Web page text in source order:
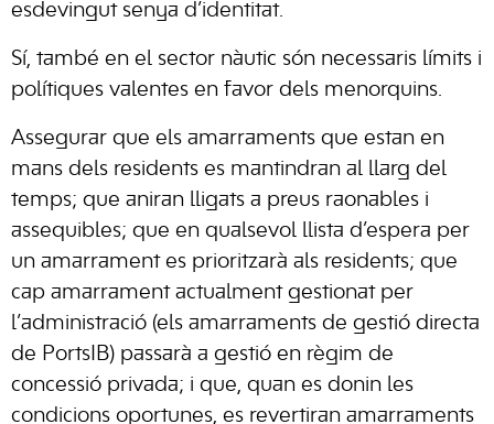
esdevingut senya d’identitat.
Sí, també en el sector nàutic són necessaris límits i
polítiques valentes en favor dels menorquins.
Assegurar que els amarraments que estan en
mans dels residents es mantindran al llarg del
temps; que aniran lligats a preus raonables i
assequibles; que en qualsevol llista d’espera per
un amarrament es prioritzarà als residents; que
cap amarrament actualment gestionat per
l’administració (els amarraments de gestió directa
de PortsIB) passarà a gestió en règim de
concessió privada; i que, quan es donin les
condicions oportunes, es revertiran amarraments